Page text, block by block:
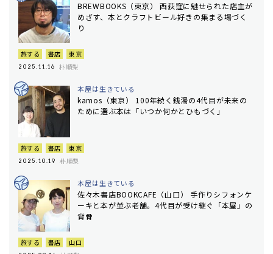
BREWBOOKS（東京） 西荻窪に魅せられた店主が
めざす、本とクラフトビール好きの集まる場づく
り
旅する 書店 東京
2025.11.16 朴順梨
本屋は生きている
kamos（東京） 100年続く銭湯の4代目が未来の
ために選ぶ本は「いつか何かとひもづく」
旅する 書店 東京
2025.10.19 朴順梨
本屋は生きている
佐々木書店BOOKCAFE（山口） 手作りシフォンケ
ーキと本が並ぶ老舗。4代目が受け継ぐ「本屋」の
背骨
旅する 書店 山口